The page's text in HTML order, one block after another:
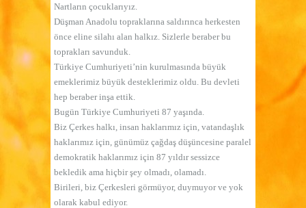
Nartların çocuklarıyız.
Düşman Anadolu topraklarına saldırınca herkesten
önce eline silahı alan halkız. Sizlerle beraber bu
toprakları savunduk.
Türkiye Cumhuriyeti’nin kurulmasında büyük
emeklerimiz büyük desteklerimiz oldu. Bu devleti
hep beraber inşa ettik.
Bugün Türkiye Cumhuriyeti 87 yaşında.
Biz Çerkes halkı, insan haklarımız için, vatandaşlık
haklarımız için, günümüz çağdaş düşüncesine paralel
demokratik haklarımız için 87 yıldır sessizce
bekledik ama hiçbir şey olmadı, olamadı.
Birileri, biz Çerkesleri görmüyor, duymuyor ve yok
olarak kabul ediyor.